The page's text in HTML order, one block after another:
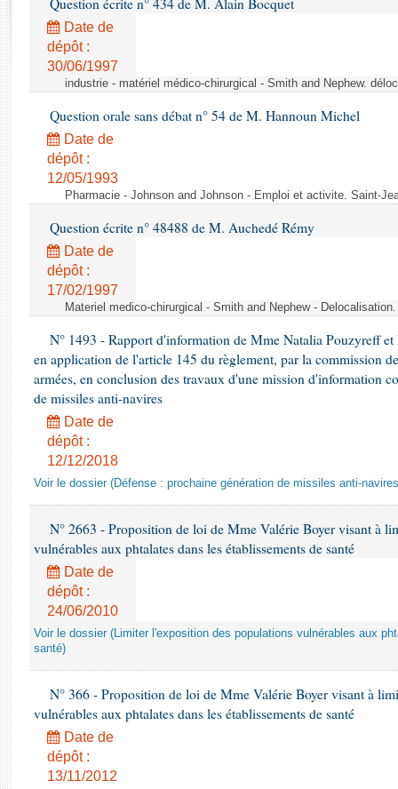
Rapports d'enquête
Rapports législatifs
Rapports sur l'application des lois
Baromètre de l’application des lois
Dossiers législatifs
Budget et sécurité sociale
Questions écrites et orales
Comptes rendus des débats
Question écrite n° 434 de M. Alain Bocquet
Date de
dépôt :
30/06/1997
industrie - matériel médico-chirurgical - Smith and Nephew.
Question orale sans débat n° 54 de M. Hannoun Michel
Date de
dépôt :
12/05/1993
Pharmacie - Johnson and Johnson - Emploi et activite. Saint-
Question écrite n° 48488 de M. Auchedé Rémy
Date de
dépôt :
17/02/1997
Materiel medico-chirurgical - Smith and Nephew -
N° 1493 - Rapport d'information de Mme Natalia Pouzyreff
en application de l'article 145 du règlement, par la commission
armées, en conclusion des travaux d'une mission d'information
de missiles anti-navires
Date de
dépôt :
12/12/2018
Voir le dossier (Défense : prochaine génération de missiles anti-
N° 2663 - Proposition de loi de Mme Valérie Boyer visant à
vulnérables aux phtalates dans les établissements de santé
Date de
dépôt :
24/06/2010
Voir le dossier (Limiter l'exposition des populations vulnérables aux
santé)
N° 366 - Proposition de loi de Mme Valérie Boyer visant à
vulnérables aux phtalates dans les établissements de santé
Date de
dépôt :
13/11/2012